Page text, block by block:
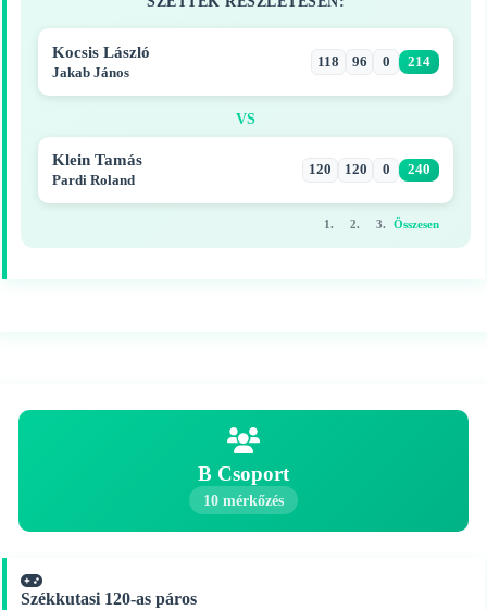
Kocsis László
Jakab János
118 96 0 214
VS
Klein Tamás
Pardi Roland
120 120 0 240
1. 2. 3. Összesen
B Csoport
10 mérkőzés
Székkutasi 120-as páros